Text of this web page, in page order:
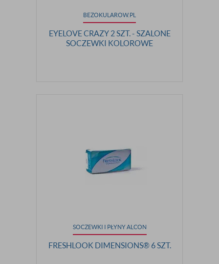
BEZOKULAROW.PL
EYELOVE CRAZY 2 SZT. - SZALONE
SOCZEWKI KOLOROWE
SOCZEWKI I PŁYNY ALCON
FRESHLOOK DIMENSIONS® 6 SZT.